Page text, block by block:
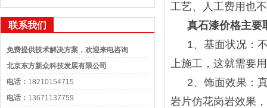
联系我们
免费提供技术解决方案，欢迎来电咨询
北京东方新众科技发展有限公司
电话： 18210154715
电话： 13671137759
工艺、人工费用也
真石漆价格主要
1、基面状况：
上施工，这就需要
2、饰面效果：
岩片仿花岗岩效果